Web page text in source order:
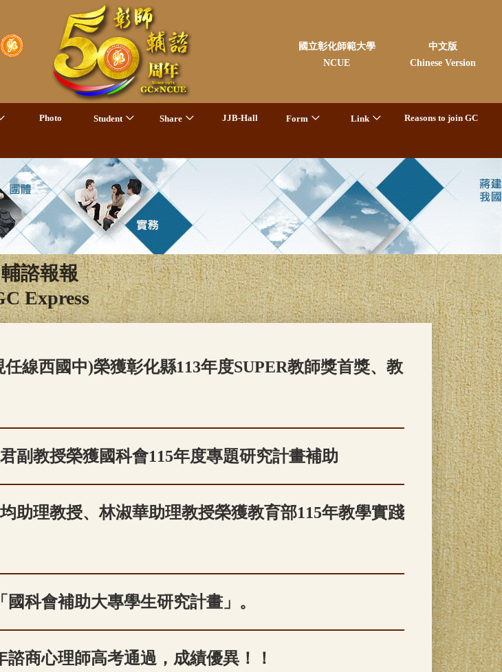
國立彰化師範大學
NCUE
中文版
Chinese Version
Photo Student Share JJB-Hall Form Link Reasons to join GC
輔諮報報
Express
線西國中)榮獲彰化縣113年度SUPER教師獎首獎、教
副教授榮獲國科會115年度專題研究計畫補助
助理教授、林淑華助理教授榮獲教育部115年教學實踐
科會補助大專學生研究計畫」。
諮商心理師高考通過，成績優異！！